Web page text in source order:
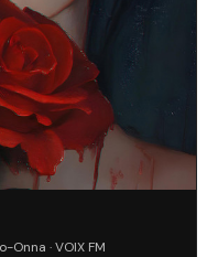
· VOIX FM